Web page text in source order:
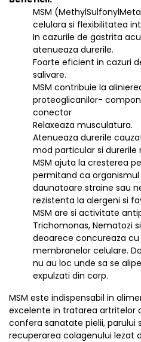
MSM
celulara si flexibilitatea
In cazurile de gastrita
atenueaza durerile.
Foarte eficient in cazuri
salivare.
MSM contribuie la
proteoglicanilor-
conector
Relaxeaza musculatura.
Atenueaza durerile
mod particular si durerile
MSM ajuta la cresterea
permitand ca
daunatoare straine sau
rezistenta la alergeni si
MSM are si activitate
Trichomonas, Nematozi
deoarece concureaza
membranelor celulare.
nu au loc unde sa se
expulzati din corp.
MSM este indispensabil in
excelente in tratarea artritelor
confera sanatate pielii, parului
recuperarea colagenului lezat